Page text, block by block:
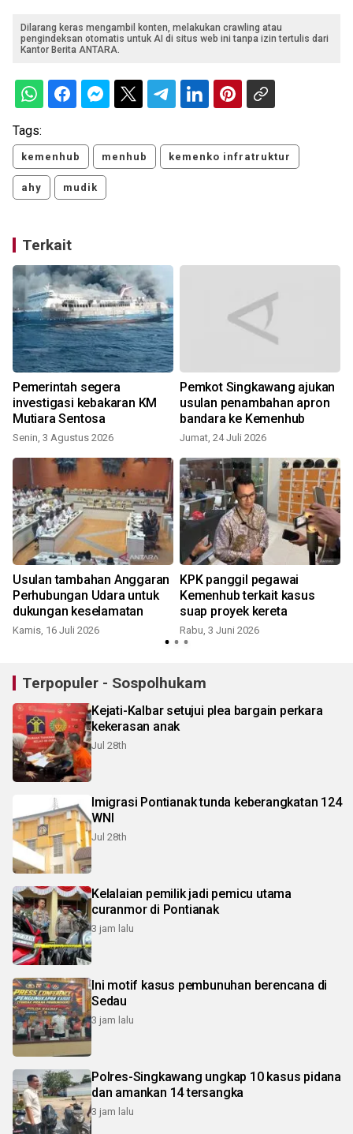
Dilarang keras mengambil konten, melakukan crawling atau
pengindeksan otomatis untuk AI di situs web ini tanpa izin tertulis dari
Kantor Berita ANTARA.
Tags:
kemenhub menhub kemenko infratruktur
ahy mudik
Terkait
Pemerintah segera
investigasi kebakaran KM
Mutiara Sentosa
Senin, 3 Agustus 2026
Pemkot Singkawang ajukan
usulan penambahan apron
bandara ke Kemenhub
Jumat, 24 Juli 2026
Usulan tambahan Anggaran
Perhubungan Udara untuk
dukungan keselamatan
Kamis, 16 Juli 2026
KPK panggil pegawai
Kemenhub terkait kasus
suap proyek kereta
Rabu, 3 Juni 2026
Terpopuler - Sospolhukam
Kejati-Kalbar setujui plea bargain perkara
kekerasan anak
Jul 28th
Imigrasi Pontianak tunda keberangkatan 124
WNI
Jul 28th
Kelalaian pemilik jadi pemicu utama
curanmor di Pontianak
3 jam lalu
Ini motif kasus pembunuhan berencana di
Sedau
3 jam lalu
Polres-Singkawang ungkap 10 kasus pidana
dan amankan 14 tersangka
3 jam lalu